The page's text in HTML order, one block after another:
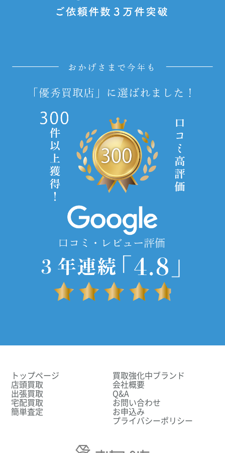
トップページ
店頭買取
出張買取
宅配買取
簡単査定
買取強化中ブランド
会社概要
Q&A
お問い合わせ
お申込み
プライバシーポリシー